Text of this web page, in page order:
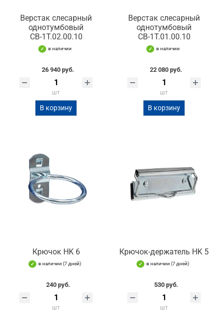
Верстак слесарный
однотумбовый
СВ-1Т.02.00.10
в наличии
26 940 руб.
шт
В корзину
Верстак слесарный
однотумбовый
СВ-1Т.01.00.10
в наличии
22 080 руб.
шт
В корзину
Крючок HK 6
в наличии (7 дней)
240 руб.
шт
Крючок-держатель HK 5
в наличии (7 дней)
530 руб.
шт